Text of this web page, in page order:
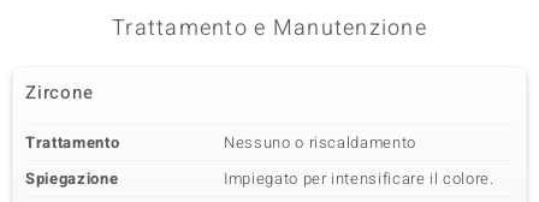
Trattamento e Manutenzione
Zircone
Trattamento
Nessuno o riscaldamento
Spiegazione
Impiegato per intensificare il colore.